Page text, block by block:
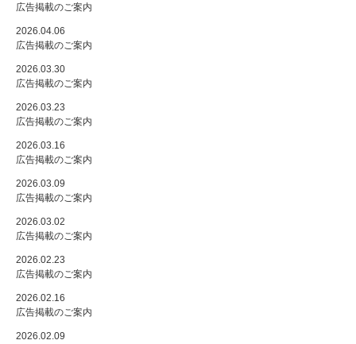
広告掲載のご案内
2026.04.06
広告掲載のご案内
2026.03.30
広告掲載のご案内
2026.03.23
広告掲載のご案内
2026.03.16
広告掲載のご案内
2026.03.09
広告掲載のご案内
2026.03.02
広告掲載のご案内
2026.02.23
広告掲載のご案内
2026.02.16
広告掲載のご案内
2026.02.09